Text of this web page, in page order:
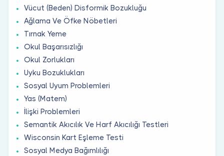
Vücut (Beden) Disformik Bozukluğu
Ağlama Ve Öfke Nöbetleri
Tırnak Yeme
Okul Başarısızlığı
Okul Zorlukları
Uyku Bozuklukları
Sosyal Uyum Problemleri
Yas (Matem)
İlişki Problemleri
Semantik Akıcılık Ve Harf Akıcılığı Testleri
Wisconsin Kart Eşleme Testi
Sosyal Medya Bağımlılığı